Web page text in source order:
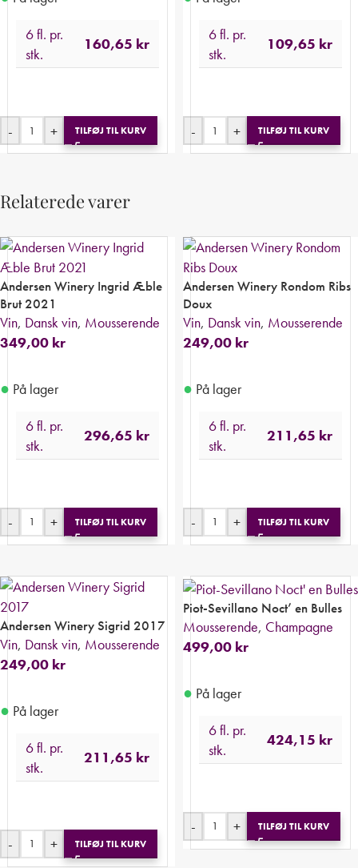
6 fl. pr.
stk.
160,65 kr
- + TILFØJ TIL KURV
6 fl. pr.
stk.
109,65 kr
- + TILFØJ TIL KURV
Relaterede varer
Andersen Winery Ingrid Æble
Brut 2021
Vin, Dansk vin, Mousserende
349,00 kr
● På lager
6 fl. pr.
stk.
296,65 kr
- + TILFØJ TIL KURV
Andersen Winery Rondom Ribs
Doux
Vin, Dansk vin, Mousserende
249,00 kr
● På lager
6 fl. pr.
stk.
211,65 kr
- + TILFØJ TIL KURV
Andersen Winery Sigrid 2017
Vin, Dansk vin, Mousserende
249,00 kr
● På lager
6 fl. pr.
stk.
211,65 kr
- + TILFØJ TIL KURV
Piot-Sevillano Noct’ en Bulles
Mousserende, Champagne
499,00 kr
● På lager
6 fl. pr.
stk.
424,15 kr
- + TILFØJ TIL KURV